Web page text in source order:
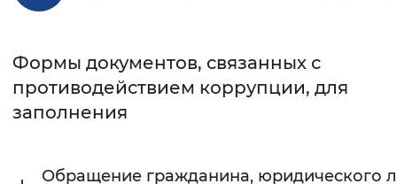
Без засечек С засечками
Формы документов, связанных с
противодействием коррупции, для
заполнения
Обращение гражданина, юридического